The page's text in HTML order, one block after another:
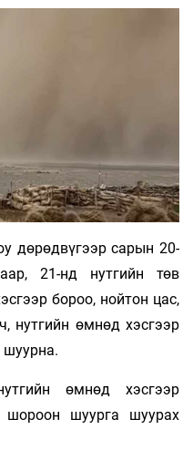
дөрөдвүгээр сарын 20-
21-нд нутгийн төв
бороо, нойтон цас,
нутгийн өмнөд хэсгээр
шуурна.
өмнөд хэсгээр
шороон шуурга шуурах